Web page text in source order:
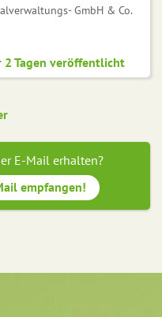
GmbH & Co.
2 Tagen veröffentlicht
E-Mail erhalten?
empfangen!